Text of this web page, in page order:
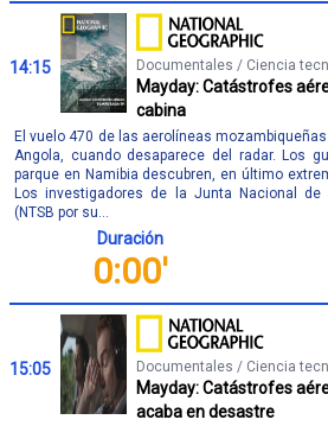
14:15 Documentales / Ciencia
Mayday: Catástrofes
cabina
El vuelo 470 de las aerolíneas
Angola, cuando desaparece del radar. Los
parque en Namibia descubren, en último
Los investigadores de la Junta Nacional de
(NTSB por su...
Duración
0:00'
15:05 Documentales / Ciencia
Mayday: Catástrofes
acaba en desastre